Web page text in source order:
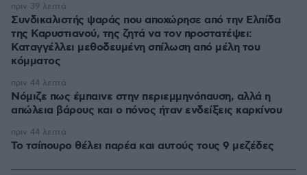
Συνδικαλιστής ψαράς που αποχώρησε από την Ελπίδα
της Καρυστιανού, της ζητά να τον προστατέψει:
Καταγγέλλει μεθοδευμένη σπίλωση από μέλη του
κόμματος
πριν 39 λεπτά
Νόμιζε πως έμπαινε στην περιεμμηνόπαυση, αλλά η
απώλεια βάρους και ο πόνος ήταν ενδείξεις καρκίνου
πριν 44 λεπτά
Το τσίπουρο θέλει παρέα και αυτούς τους 9 μεζέδες
πριν 44 λεπτά